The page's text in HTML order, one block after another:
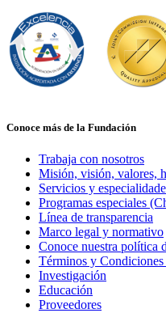
Conoce más de la Fundación
Trabaja con nosotros
Misión, visión, valores,
Servicios y
Programas especiales
Línea de transparencia
Marco legal y normativo
Conoce nuestra política
Términos y
Investigación
Educación
Proveedores